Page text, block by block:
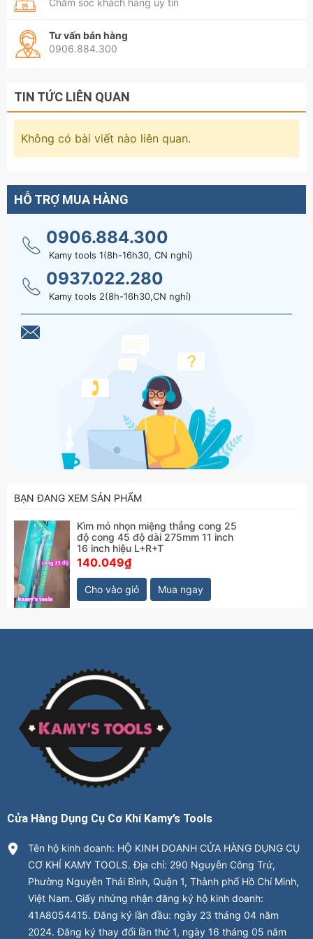
Chăm sóc khách hàng uy tín
Tư vấn bán hàng
0906.884.300
TIN TỨC LIÊN QUAN
Không có bài viết nào liên quan.
HỖ TRỢ MUA HÀNG
0906.884.300
Kamy tools 1(8h-16h30, CN nghỉ)
0937.022.280
Kamy tools 2(8h-16h30,CN nghỉ)
BẠN ĐANG XEM SẢN PHẨM
Kìm mỏ nhọn miệng thẳng cong 25
độ cong 45 độ dài 275mm 11 inch
16 inch hiệu L+R+T
140.049₫
Cho vào giỏ Mua ngay
Cửa Hàng Dụng Cụ Cơ Khí Kamy’s Tools
Tên hộ kinh doanh: HỘ KINH DOANH CỬA HÀNG DỤNG CỤ
CƠ KHÍ KAMY TOOLS. Địa chỉ: 290 Nguyễn Công Trứ,
Phường Nguyễn Thái Bình, Quận 1, Thành phố Hồ Chí Minh,
Việt Nam. Giấy nhứng nhận đăng ký hộ kinh doanh:
41A8054415. Đăng ký lần đầu: ngày 23 tháng 04 năm
2024. Đăng ký thay đổi lần thứ 1, ngày 16 tháng 05 năm